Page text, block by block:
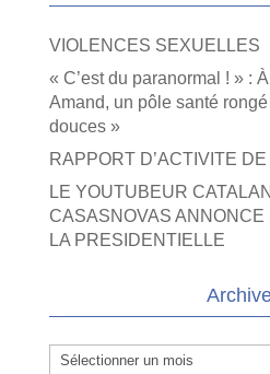
VIOLENCES SEXUELLES
« C’est du paranormal ! » :
Amand, un pôle santé
douces »
RAPPORT D’ACTIVITE
LE YOUTUBEUR
CASASNOVAS ANNONCE
LA PRESIDENTIELLE
Archives